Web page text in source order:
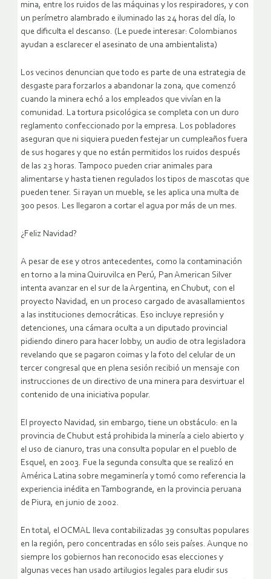
mina, entre los ruidos de las máquinas y los respiradores, y con
un perímetro alambrado e iluminado las 24 horas del día, lo
que dificulta el descanso. (Le puede interesar: Colombianos
ayudan a esclarecer el asesinato de una ambientalista)
Los vecinos denuncian que todo es parte de una estrategia de
desgaste para forzarlos a abandonar la zona, que comenzó
cuando la minera echó a los empleados que vivían en la
comunidad. La tortura psicológica se completa con un duro
reglamento confeccionado por la empresa. Los pobladores
aseguran que ni siquiera pueden festejar un cumpleaños fuera
de sus hogares y que no están permitidos los ruidos después
de las 23 horas. Tampoco pueden criar animales para
alimentarse y hasta tienen regulados los tipos de mascotas que
pueden tener. Si rayan un mueble, se les aplica una multa de
300 pesos. Les llegaron a cortar el agua por más de un mes.
¿Feliz Navidad?
A pesar de ese y otros antecedentes, como la contaminación
en torno a la mina Quiruvilca en Perú, Pan American Silver
intenta avanzar en el sur de la Argentina, en Chubut, con el
proyecto Navidad, en un proceso cargado de avasallamientos
a las instituciones democráticas. Eso incluye represión y
detenciones, una cámara oculta a un diputado provincial
pidiendo dinero para hacer lobby, un audio de otra legisladora
revelando que se pagaron coimas y la foto del celular de un
tercer congresal que en plena sesión recibió un mensaje con
instrucciones de un directivo de una minera para desvirtuar el
contenido de una iniciativa popular.
El proyecto Navidad, sin embargo, tiene un obstáculo: en la
provincia de Chubut está prohibida la minería a cielo abierto y
el uso de cianuro, tras una consulta popular en el pueblo de
Esquel, en 2003. Fue la segunda consulta que se realizó en
América Latina sobre megaminería y tomó como referencia la
experiencia inédita en Tambogrande, en la provincia peruana
de Piura, en junio de 2002.
En total, el OCMAL lleva contabilizadas 39 consultas populares
en la región, pero concentradas en sólo seis países. Aunque no
siempre los gobiernos han reconocido esas elecciones y
algunas veces han usado artilugios legales para eludir sus